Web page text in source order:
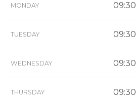
MONDAY
TUESDAY
WEDNESDAY
THURSDAY